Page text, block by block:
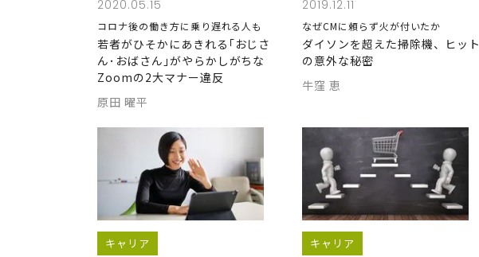
2020.05.15
コロナ後の働き方に乗り遅れる人も
若者がひそかにあきれる｢おじさ
ん･おばさん｣がやらかしがちな
Zoomの2大マナー違反
原田 曜平
2019.12.11
なぜCMに頼らず火が付いたか
ダイソンを超えた掃除機、ヒット
の意外な秘密
牛窪 恵
キャリア キャリア